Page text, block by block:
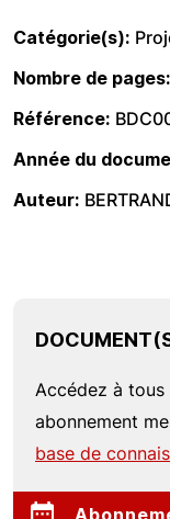
Catégorie(s)
Nombre de pages
Référence
Année du
Auteur
Accédez à
abonnement
base de